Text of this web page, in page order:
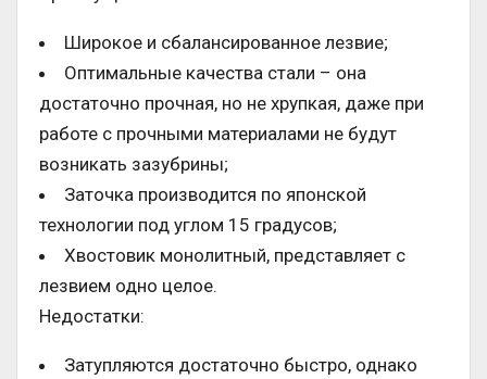
Широкое и сбалансированное лезвие;
Оптимальные качества стали – она
достаточно прочная, но не хрупкая, даже при
работе с прочными материалами не будут
возникать зазубрины;
Заточка производится по японской
технологии под углом 15 градусов;
Хвостовик монолитный, представляет с
лезвием одно целое.
Недостатки:
Затупляются достаточно быстро, однако